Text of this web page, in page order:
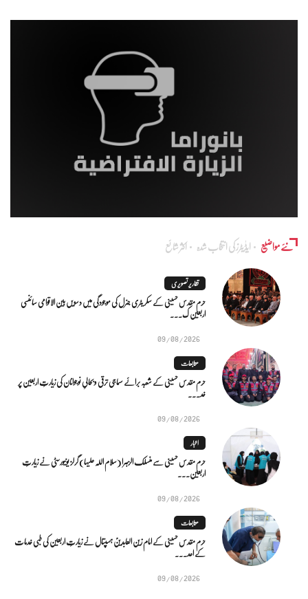
نئے مواضیع ایڈٰیٹرز کی انتخاب شدہ اکثر شائع
تقاریر تصویری
حرم مقدس حسینی کے سکریٹری جنرل کی موجودگی میں دسویں بین الاقوامی سائنسی
اربعین ک...
09/08/2026
متابعات
حرم مقدس حسینی کے شعبہ برائے سماجی ترقی و بحالیِ نوجوانان کی زیارتِ اربعین پر
خد...
09/08/2026
اخبار
حرم مقدس حسینی سے منسلک الزہرا (سلام اللہ علیہا) گرلز یونیورسٹی نے زیارتِ
اربعین...
09/08/2026
متابعات
حرم مقدس حسینی کے امام زین العابدینؑ ہسپتال نے زیارتِ اربعین کی طبی خدمات
کے اعد...
09/08/2026